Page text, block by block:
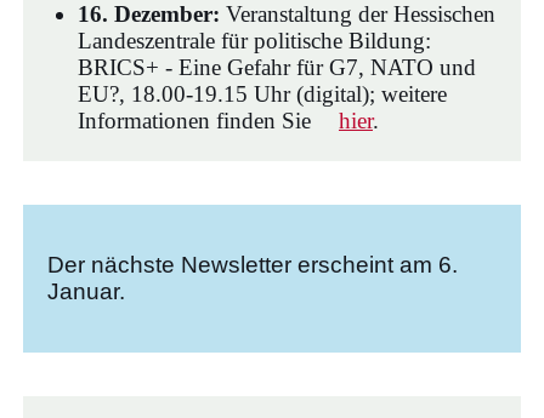
16. Dezember: Veranstaltung der Hessischen
Landeszentrale für politische Bildung:
BRICS+ - Eine Gefahr für G7, NATO und
EU?, 18.00-19.15 Uhr (digital); weitere
Informationen finden Sie
hier.
Der nächste Newsletter erscheint am 6.
Januar.